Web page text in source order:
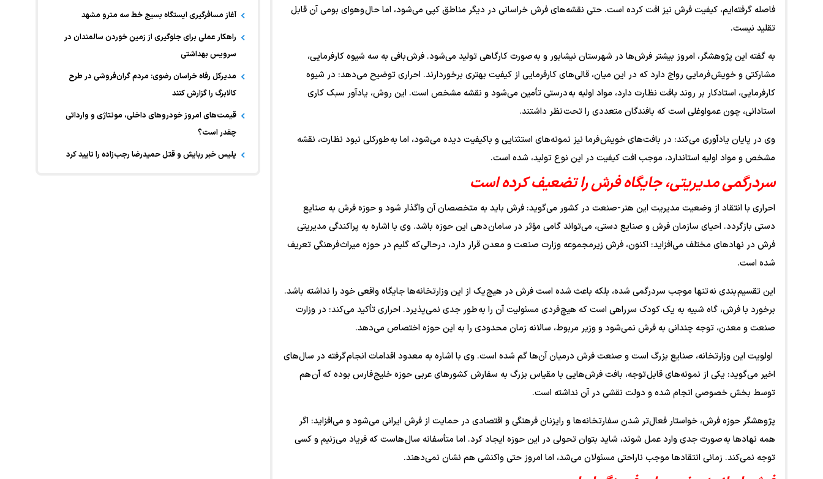
فاصله گرفته‌ایم، کیفیت فرش نیز افت کرده است. حتی نقشه‌های فرش خراسانی در دیگر مناطق کپی می‌شود، اما حال وهوای بومی آن قابل
تقلید نیست.
به گفته این پژوهشگر، امروز بیشتر فرش‌ها در شهرستان نیشابور و به صورت کارگاهی تولید می‌شود. فرش بافی به سه شیوه کارفرمایی،
مشارکتی و خویش فرمایی رواج دارد که در این میان، قالی‌های کارفرمایی از کیفیت بهتری برخوردارند. احراری توضیح می‌دهد: در شیوه
کارفرمایی، استادکار بر روند بافت نظارت دارد، مواد اولیه به درستی تأمین می‌شود و نقشه مشخص است. این روش، یادآور سبک کاری
استادانی، چون عمواوغلی است که بافندگان متعددی را تحت نظر داشتند.
وی در پایان یادآوری می‌کند: در بافت‌های خویش فرما نیز نمونه‌های استثنایی و باکیفیت دیده می‌شود، اما به طورکلی نبود نظارت، نقشه
مشخص و مواد اولیه استاندارد، موجب افت کیفیت در این نوع تولید، شده است.
سردرگمی مدیریتی، جایگاه فرش را تضعیف کرده است
احراری با انتقاد از وضعیت مدیریت این هنر-صنعت در کشور می‌گوید: فرش باید به متخصصان آن واگذار شود و حوزه فرش به صنایع
دستی بازگردد. احیای سازمان فرش و صنایع دستی، می‌تواند گامی مؤثر در سامان دهی این حوزه باشد. وی با اشاره به پراکندگی مدیریتی
فرش در نهاد‌های مختلف می‌افزاید: اکنون، فرش زیرمجموعه وزارت صنعت و معدن قرار دارد، درحالی که گلیم در حوزه میراث فرهنگی تعریف
شده است.
این تقسیم بندی نه تنها موجب سردرگمی شده، بلکه باعث شده است فرش در هیچ یک از این وزارتخانه‌ها جایگاه واقعی خود را نداشته باشد.
برخورد با فرش، گاه شبیه به یک کودک سرراهی است که هیچ فردی مسئولیت آن را به طور جدی نمی‌پذیرد. احراری تأکید می‌کند: در وزارت
صنعت و معدن، توجه چندانی به فرش نمی‌شود و وزیر مربوط، سالانه زمان محدودی را به این حوزه اختصاص می‌دهد.
اولویت این وزارتخانه، صنایع بزرگ است و صنعت فرش درمیان آن‌ها گم شده است. وی با اشاره به معدود اقدامات انجام گرفته در سال‌های
اخیر می‌گوید: یکی از نمونه‌های قابل توجه، بافت فرش‌هایی با مقیاس بزرگ به سفارش کشور‌های عربی حوزه خلیج فارس بوده که آن هم
توسط بخش خصوصی انجام شده و دولت نقشی در آن نداشته است.
پژوهشگر حوزه فرش، خواستار فعال‌تر شدن سفارتخانه‌ها و رایزنان فرهنگی و اقتصادی در حمایت از فرش ایرانی می‌شود و می‌افزاید: اگر
همه نهاد‌ها به صورت جدی وارد عمل شوند، شاید بتوان تحولی در این حوزه ایجاد کرد. اما متأسفانه سال هاست که فریاد می‌زنیم و کسی
توجه نمی‌کند. زمانی انتقاد‌ها موجب ناراحتی مسئولان می‌شد، اما امروز حتی واکنشی هم نشان نمی‌دهند.
آغاز مسافرگیری ایستگاه بسیج خط سه مترو مشهد
راهکار عملی برای جلوگیری از زمین خوردن سالمندان در
سرویس بهداشتی
مدیرکل رفاه خراسان رضوی: مردم گران‌فروشی در طرح
کالابرگ را گزارش کنند
قیمت‌های امروز خودرو‌های داخلی، مونتاژی و وارداتی
چقدر است؟
پلیس خبر ربایش و قتل حمیدرضا رجب‌زاده را تایید کرد